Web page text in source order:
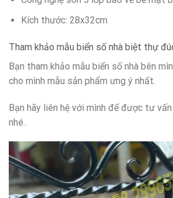
Kích thước: 28x32cm
Tham khảo mẫu biển số nhà biệt thự
Bạn tham khảo mẫu biển số nhà bên
cho mình mẫu sản phẩm ưng ý nhất.
Bạn hãy liên hệ với mình để được tư
nhé..